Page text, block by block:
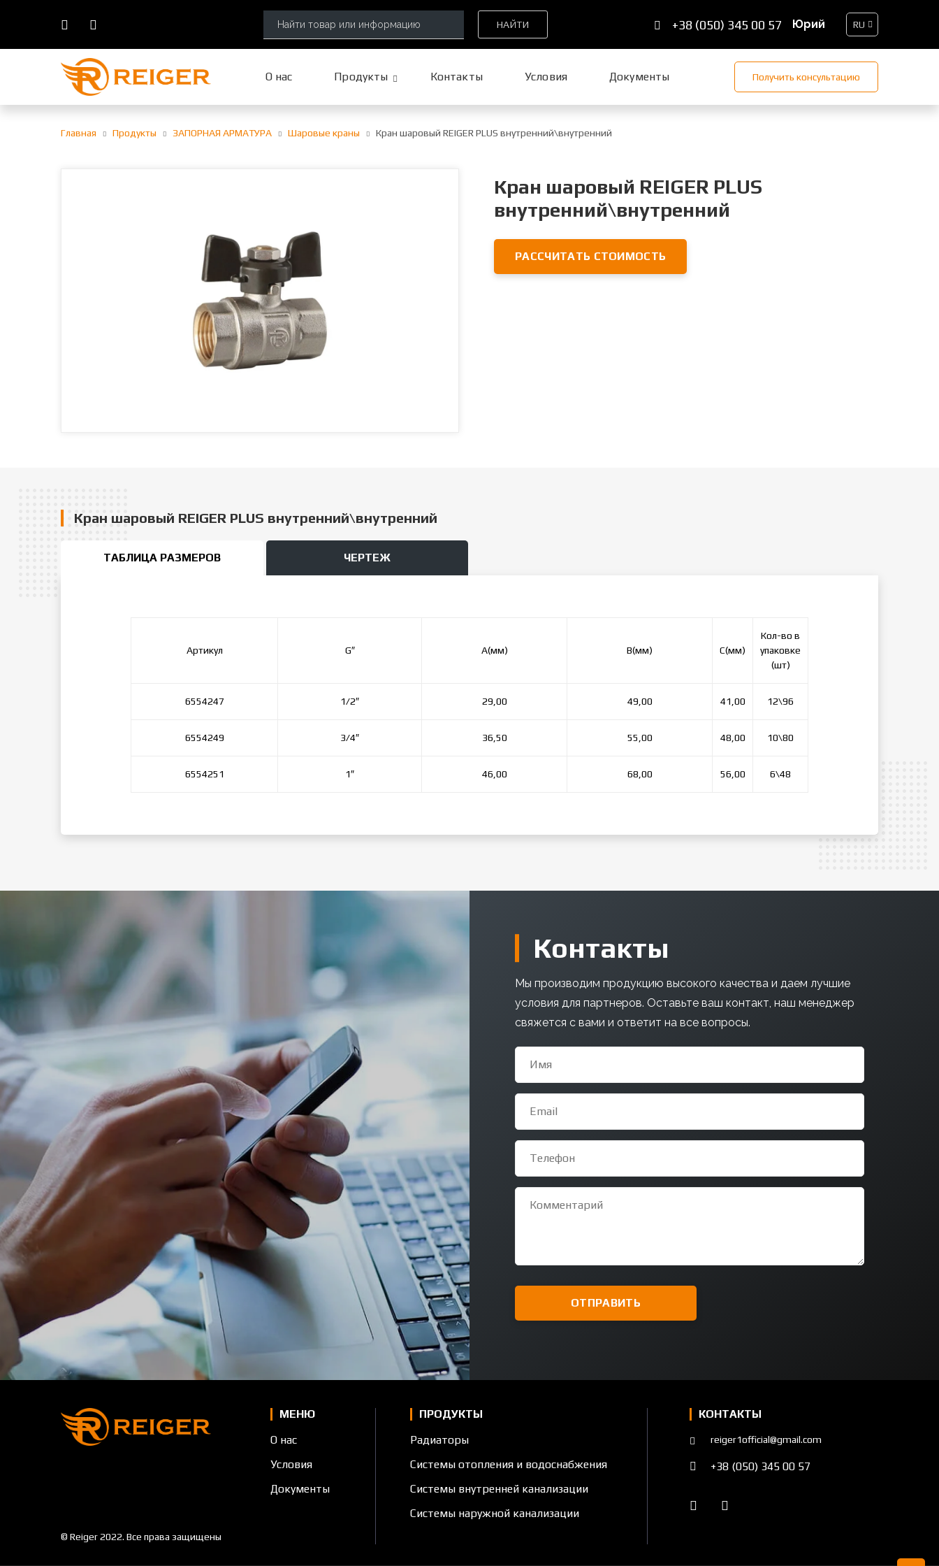
НАЙТИ +38 (050) 345 00 57 RU
О нас Продукты Контакты Условия Документы Получить консультацию
Главная Продукты ЗАПОРНАЯ АРМАТУРА Шаровые краны Кран шаровый REIGER PLUS внутренний\внутренний
Кран шаровый REIGER PLUS
внутренний\внутренний
РАССЧИТАТЬ СТОИМОСТЬ
Кран шаровый REIGER PLUS внутренний\внутренний
ТАБЛИЦА РАЗМЕРОВ ЧЕРТЕЖ
Артикул G″ А(мм) В(мм) C(мм)
Кол-во в
упаковке
(шт)
6554247 1/2″ 29,00 49,00 41,00 12\96
6554249 3/4″ 36,50 55,00 48,00 10\80
6554251 1″ 46,00 68,00 56,00 6\48
Контакты
Мы производим продукцию высокого качества и даем лучшие
условия для партнеров. Оставьте ваш контакт, наш менеджер
свяжется с вами и ответит на все вопросы.
© Reiger 2022. Все права защищены
МЕНЮ
О нас
Условия
Документы
ПРОДУКТЫ
Радиаторы
Системы отопления и водоснабжения
Системы внутренней канализации
Системы наружной канализации
КОНТАКТЫ
reiger1official@gmail.com
+38 (050) 345 00 57